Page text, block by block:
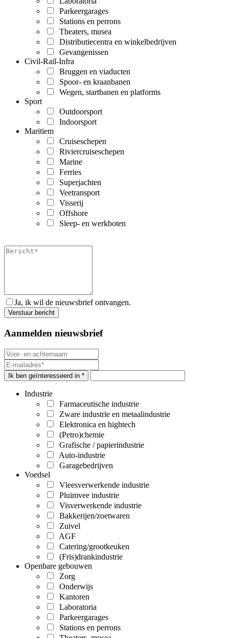
Parkeergarages
Stations en perrons
Theaters, musea
Distributiecentra en winkelbedrijven
Gevangenissen
Civil-Rail-Infra
Bruggen en viaducten
Spoor- en kraanbanen
Wegen, startbanen en platforms
Sport
Outdoorsport
Indoorsport
Maritiem
Cruiseschepen
Riviercruiseschepen
Marine
Ferries
Superjachten
Veetransport
Visserij
Offshore
Sleep- en werkboten
Ja, ik wil de nieuwsbrief ontvangen.
Aanmelden nieuwsbrief
Ik ben geïnteresseerd in *
Industrie
Farmaceutische industrie
Zware industrie en metaalindustrie
Elektronica en hightech
(Petro)chemie
Grafische / papierindustrie
Auto-industrie
Garagebedrijven
Voedsel
Vleesverwerkende industrie
Pluimvee industrie
Visverwerkende industrie
Bakkerijen/zoetwaren
Zuivel
AGF
Catering/grootkeuken
(Fris)drankindustrie
Openbare gebouwen
Zorg
Onderwijs
Kantoren
Laboratoria
Parkeergarages
Stations en perrons